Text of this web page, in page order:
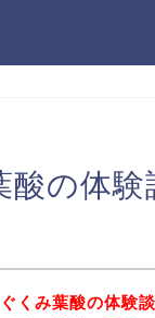
酸の体
くみ葉酸の体験